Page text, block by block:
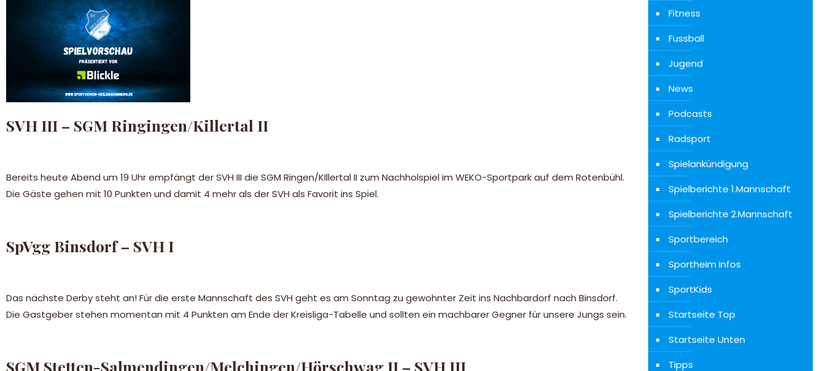
SVH III – SGM Ringingen/Killertal II
Bereits heute Abend um 19 Uhr empfängt der SVH III die SGM Ringen/KIllertal II zum Nachholspiel im WEKO-Sportpark auf dem Rotenbühl.
Die Gäste gehen mit 10 Punkten und damit 4 mehr als der SVH als Favorit ins Spiel.
SpVgg Binsdorf – SVH I
Das nächste Derby steht an! Für die erste Mannschaft des SVH geht es am Sonntag zu gewohnter Zeit ins Nachbardorf nach Binsdorf.
Die Gastgeber stehen momentan mit 4 Punkten am Ende der Kreisliga-Tabelle und sollten ein machbarer Gegner für unsere Jungs sein.
SGM Stetten-Salmendingen/Melchingen/Hörschwag II – SVH III
Fitness
Fussball
Jugend
News
Podcasts
Radsport
Spielankündigung
Spielberichte 1.Mannschaft
Spielberichte 2.Mannschaft
Sportbereich
Sportheim Infos
SportKids
Startseite Top
Startseite Unten
Tipps